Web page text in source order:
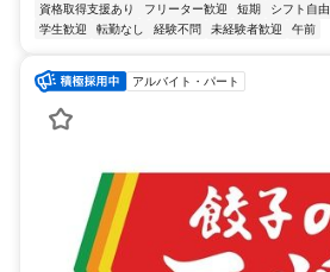
資格取得支援あり
フリーター歓迎 短期 シフト自由
学生歓迎
転勤なし 経験不問 未経験者歓迎 午前
アルバイト・パート